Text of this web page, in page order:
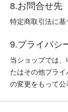
8.お問合せ先
特定商取引法に基
9.プライバシ
当ショップでは
たはその他プラ
の変更をもって公